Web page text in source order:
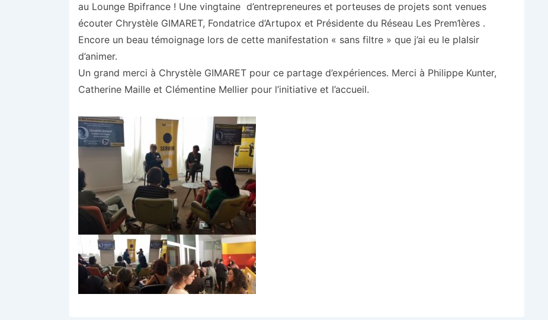
au Lounge Bpifrance ! Une vingtaine d’entrepreneures et porteuses de projets sont venues
écouter Chrystèle GIMARET, Fondatrice d’Artupox et Présidente du Réseau Les Prem1ères .
Encore un beau témoignage lors de cette manifestation « sans filtre » que j’ai eu le plaIsir
d’animer.
Un grand merci à Chrystèle GIMARET pour ce partage d’expériences. Merci à Philippe Kunter,
Catherine Maille et Clémentine Mellier pour l’initiative et l’accueil.